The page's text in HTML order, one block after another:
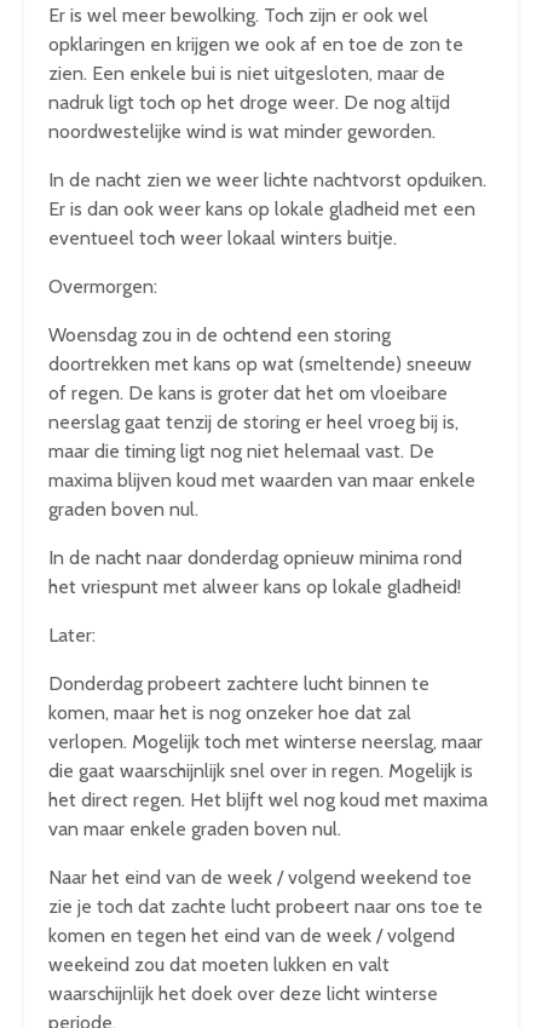
Er is wel meer bewolking. Toch zijn er ook wel
opklaringen en krijgen we ook af en toe de zon te
zien. Een enkele bui is niet uitgesloten, maar de
nadruk ligt toch op het droge weer. De nog altijd
noordwestelijke wind is wat minder geworden.
In de nacht zien we weer lichte nachtvorst opduiken.
Er is dan ook weer kans op lokale gladheid met een
eventueel toch weer lokaal winters buitje.
Overmorgen:
Woensdag zou in de ochtend een storing
doortrekken met kans op wat (smeltende) sneeuw
of regen. De kans is groter dat het om vloeibare
neerslag gaat tenzij de storing er heel vroeg bij is,
maar die timing ligt nog niet helemaal vast. De
maxima blijven koud met waarden van maar enkele
graden boven nul.
In de nacht naar donderdag opnieuw minima rond
het vriespunt met alweer kans op lokale gladheid!
Later:
Donderdag probeert zachtere lucht binnen te
komen, maar het is nog onzeker hoe dat zal
verlopen. Mogelijk toch met winterse neerslag, maar
die gaat waarschijnlijk snel over in regen. Mogelijk is
het direct regen. Het blijft wel nog koud met maxima
van maar enkele graden boven nul.
Naar het eind van de week / volgend weekend toe
zie je toch dat zachte lucht probeert naar ons toe te
komen en tegen het eind van de week / volgend
weekeind zou dat moeten lukken en valt
waarschijnlijk het doek over deze licht winterse
periode.